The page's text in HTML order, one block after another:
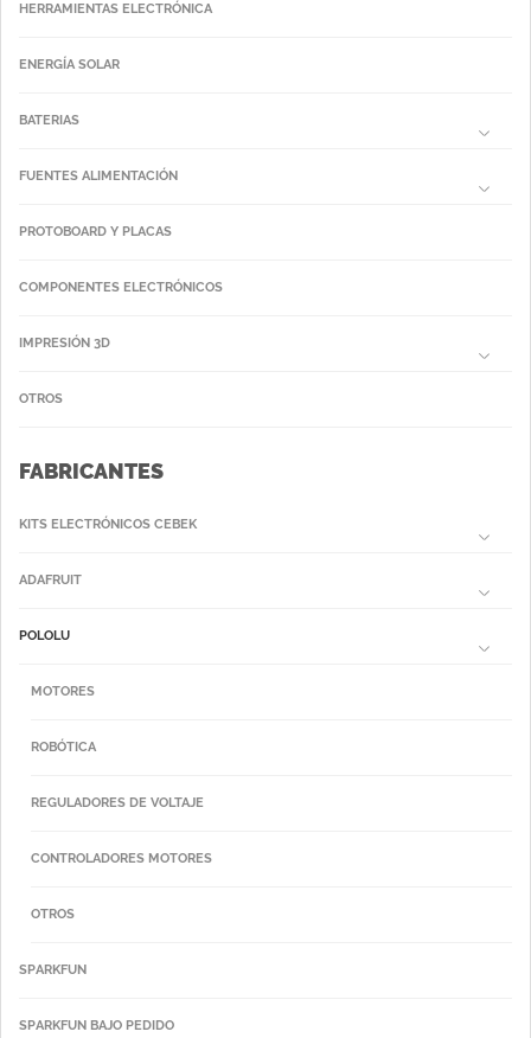
HERRAMIENTAS ELECTRÓNICA
ENERGÍA SOLAR
BATERIAS
FUENTES ALIMENTACIÓN
PROTOBOARD Y PLACAS
COMPONENTES ELECTRÓNICOS
IMPRESIÓN 3D
OTROS
FABRICANTES
KITS ELECTRÓNICOS CEBEK
ADAFRUIT
POLOLU
MOTORES
ROBÓTICA
REGULADORES DE VOLTAJE
CONTROLADORES MOTORES
OTROS
SPARKFUN
SPARKFUN BAJO PEDIDO